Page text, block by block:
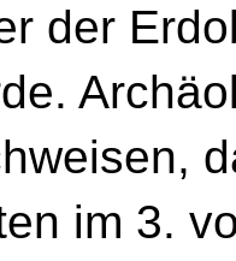
der
im 3.